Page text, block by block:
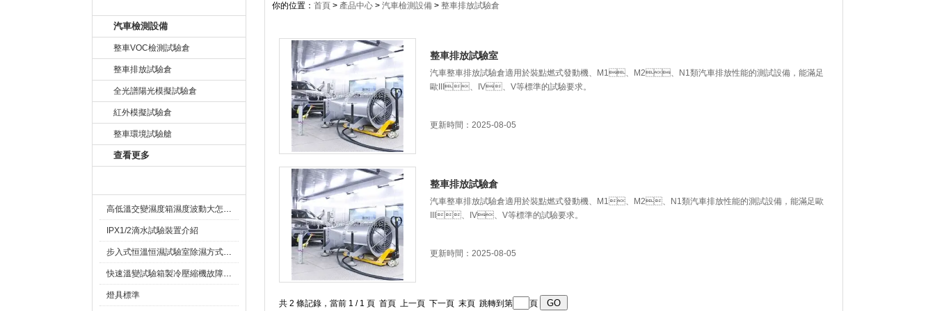
汽車檢測設備
整車VOC檢測試驗倉
整車排放試驗倉
全光譜陽光模擬試驗倉
紅外模擬試驗倉
整車環境試驗艙
查看更多
高低溫交變濕度箱濕度波動大怎麽解決
IPX1/2滴水試驗裝置介紹
步入式恒溫恒濕試驗室除濕方式有幾種？
快速溫變試驗箱製冷壓縮機故障排除總結
燈具標準
你的位置： 首頁 > 產品中心 > 汽車檢測設備 > 整車排放試驗倉
整車排放試驗室
汽車整車排放試驗倉適用於裝點燃式發動機、M1、M2、N1類汽車排放性能的測試設備，能滿足
歐III、IV、V等標準的試驗要求。
更新時間：2025-08-05
整車排放試驗倉
汽車整車排放試驗倉適用於裝點燃式發動機、M1、M2、N1類汽車排放性能的測試設備，能滿足歐
III、IV、V等標準的試驗要求。
更新時間：2025-08-05
共 2 條記錄，當前 1 / 1 頁 首頁 上一頁 下一頁 末頁 跳轉到第 頁